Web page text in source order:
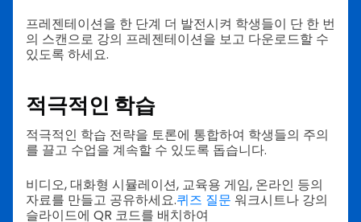
프레젠테이션을 한 단계 더 발전시켜 학생들이 단 한 번
의 스캔으로 강의 프레젠테이션을 보고 다운로드할 수
있도록 하세요.
적극적인 학습
적극적인 학습 전략을 토론에 통합하여 학생들의 주의
를 끌고 수업을 계속할 수 있도록 돕습니다.
비디오, 대화형 시뮬레이션, 교육용 게임, 온라인 등의
자료를 만들고 공유하세요.퀴즈 질문 워크시트나 강의
슬라이드에 QR 코드를 배치하여